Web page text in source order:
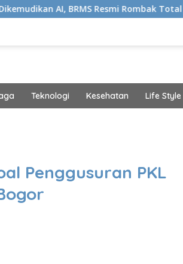
Resmi Rombak Total Sistemnya
Teknologi Kesehatan Life Style
Penggusuran PKL